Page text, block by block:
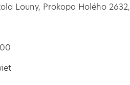
Louny, Prokopa Holého 2632,